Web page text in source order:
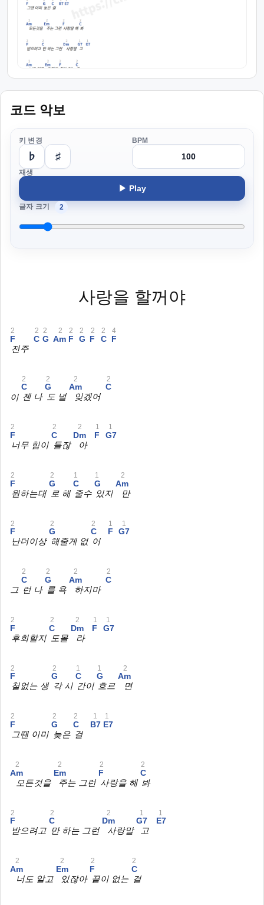
코드 악보
키 변경
♭ ♯
BPM
재생
▶ Play
글자 크기 2
사랑을 할꺼야
F
2
전주
C
2
G
2
Am
2
F
2
G
2
F
2
C
2
F
4
이
C
2
젠 나
G
2
도 널
Am
2
잊겠어
C
2
F
2
너무 힘이
C
2
들잖
Dm
2
아
F
1
G7
1
F
2
원하는대
G
2
로 해
C
1
줄수
G
1
있지
Am
2
만
F
2
난더이상
G
2
해줄게 없
C
2
어
F
1
G7
1
그
C
2
런 나
G
2
를 욕
Am
2
하지마
C
2
F
2
후회할지
C
2
도몰
Dm
2
라
F
1
G7
1
F
2
철없는 생
G
2
각 시
C
1
간이
G
1
흐르
Am
2
면
F
2
그땐 이미
G
2
늦은
C
2
걸
B7
1
E7
1
Am
2
모든것을
Em
2
주는 그런
F
2
사랑을 해
C
2
봐
F
2
받으려고
C
2
만 하는 그런
Dm
2
사랑말
G7
1
고
E7
1
Am
2
너도 알고
Em
2
있잖아
F
2
끝이 없는
C
2
걸